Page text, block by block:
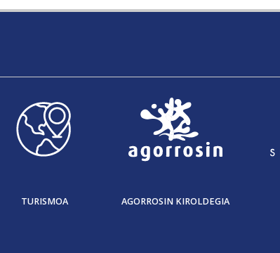
TURISMOA AGORROSIN KIROLDEGIA